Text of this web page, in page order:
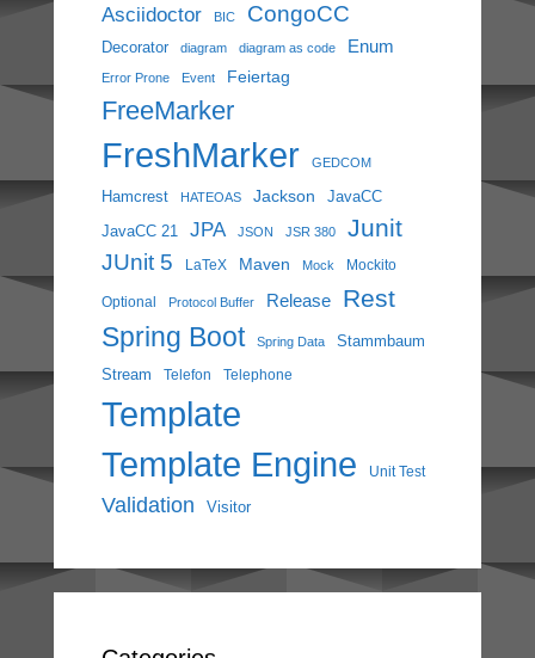
Asciidoctor BIC CongoCC
Decorator diagram diagram as code Enum
Error Prone Event Feiertag
FreeMarker
FreshMarker GEDCOM
Hamcrest HATEOAS Jackson JavaCC
JavaCC 21 JPA JSON JSR 380 Junit
JUnit 5 LaTeX Maven Mock Mockito
Optional Protocol Buffer Release Rest
Spring Boot Spring Data
Stammbaum
Stream
Telefon Telephone
Template
Template Engine Unit Test
Validation Visitor